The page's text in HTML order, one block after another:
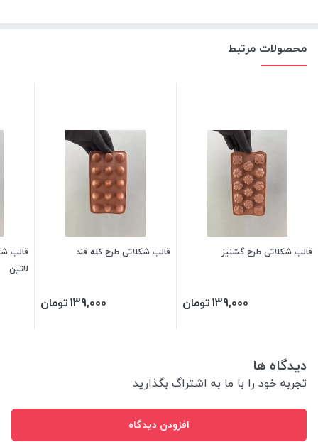
محصولات مرتبط
قالب شکلاتی طرح گشنیز
139,000تومان
قالب شکلاتی طرح کله قند
139,000تومان
قالب
لاتین
دیدگاه ها
تجربه خود را با ما به اشتراگ بگذارید
افزودن دیدگاه